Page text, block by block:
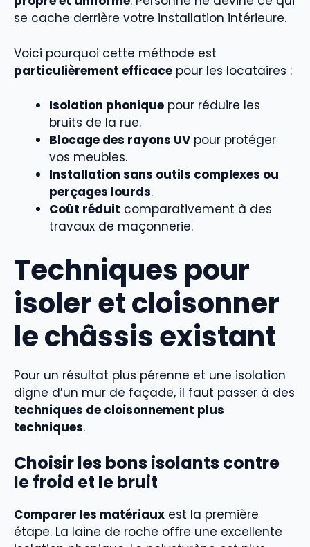
se cache derrière votre installation intérieure.
Voici pourquoi cette méthode est
particulièrement efficace pour les locataires :
Isolation phonique pour réduire les
bruits de la rue.
Blocage des rayons UV pour protéger
vos meubles.
Installation sans outils complexes ou
perçages lourds.
Coût réduit comparativement à des
travaux de maçonnerie.
Techniques pour
isoler et cloisonner
le châssis existant
Pour un résultat plus pérenne et une isolation
digne d’un mur de façade, il faut passer à des
techniques de cloisonnement plus
techniques.
Choisir les bons isolants contre
le froid et le bruit
Comparer les matériaux est la première
étape. La laine de roche offre une excellente